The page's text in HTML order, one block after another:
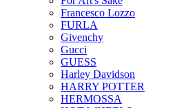
Francesco Lozzo
FURLA
Givenchy
Gucci
GUESS
Harley Davidson
HARRY POTTER
HERMOSSA